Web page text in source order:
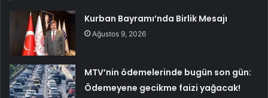
Kurban Bayramı’nda Birlik Mesajı
Ağustos 9, 2026
MTV’nin ödemelerinde bugün son gün:
Ödemeyene gecikme faizi yağacak!